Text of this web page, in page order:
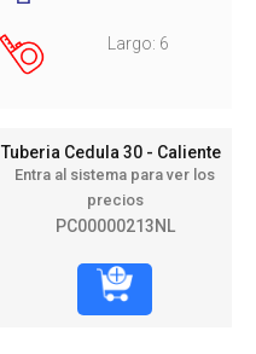
Largo: 6
Tuberia Cedula 30 - Caliente
Entra al sistema para ver los
precios
PC00000213NL